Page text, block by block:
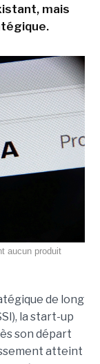
mais
aucun produit
de long
la start-up
son départ
atteint